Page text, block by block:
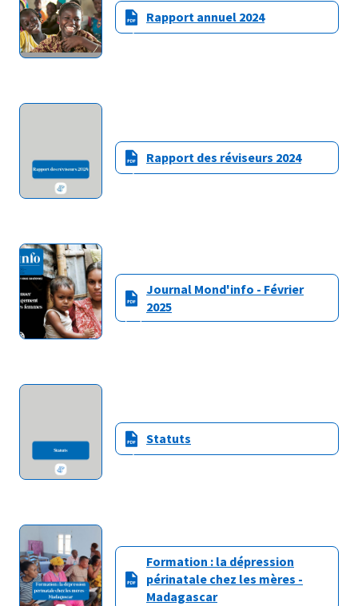
Rapport annuel 2024
Rapport des réviseurs 2024
Journal Mond'info - Février
2025
Statuts
Formation : la dépression
périnatale chez les mères -
Madagascar